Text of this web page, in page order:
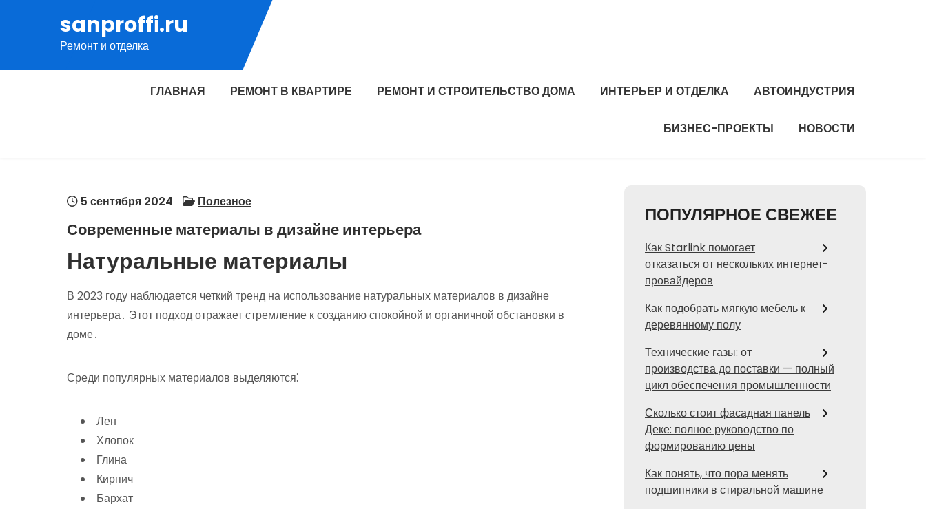
содержимому
sanproffi.ru
Ремонт и отделка
ГЛАВНАЯ РЕМОНТ В КВАРТИРЕ РЕМОНТ И СТРОИТЕЛЬСТВО ДОМА ИНТЕРЬЕР И ОТДЕЛКА АВТОИНДУСТРИЯ
БИЗНЕС-ПРОЕКТЫ НОВОСТИ
5 сентября 2024 Полезное
Современные материалы в дизайне интерьера
Натуральные материалы
В 2023 году наблюдается четкий тренд на использование натуральных материалов в дизайне
интерьера․ Этот подход отражает стремление к созданию спокойной и органичной обстановки в
доме․
Среди популярных материалов выделяются⁚
Лен
Хлопок
Глина
Кирпич
Бархат
ПОПУЛЯРНОЕ СВЕЖЕЕ
Как Starlink помогает
отказаться от нескольких интернет-
провайдеров
Как подобрать мягкую мебель к
деревянному полу
Технические газы: от
производства до поставки — полный
цикл обеспечения промышленности
Сколько стоит фасадная панель
Деке: полное руководство по
формированию цены
Как понять, что пора менять
подшипники в стиральной машине